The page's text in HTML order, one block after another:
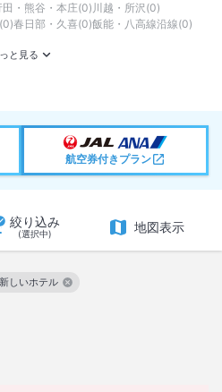
田・熊谷・本庄(0) 川越・所沢 (0)
(0)春日部・久喜(0)飯能・八高線沿線(0)
航空券付きプラン
絞り込み
(選択中) 地図表示
しいホテル